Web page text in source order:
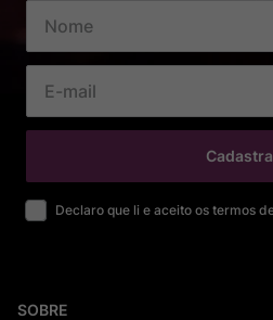
Declaro que li e aceito os termos
SOBRE